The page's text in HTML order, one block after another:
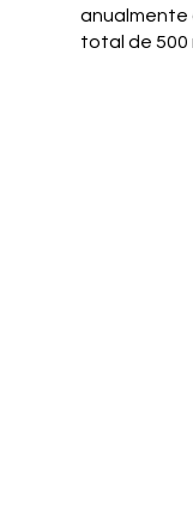
anualmente
total de 500